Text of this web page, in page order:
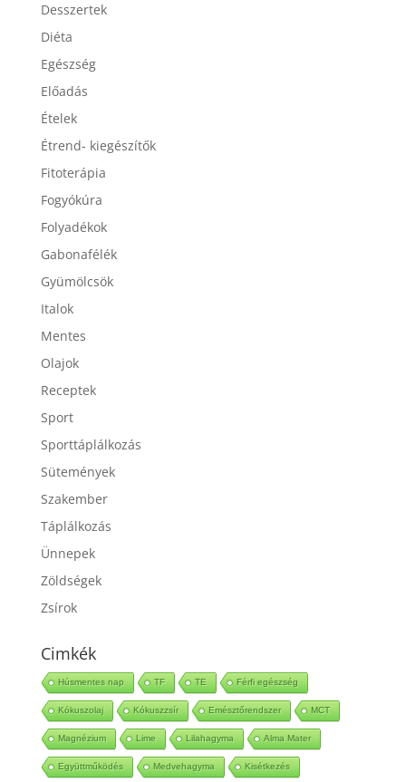
Desszertek
Diéta
Egészség
Előadás
Ételek
Étrend- kiegészítők
Fitoterápia
Fogyókúra
Folyadékok
Gabonafélék
Gyümölcsök
Italok
Mentes
Olajok
Receptek
Sport
Sporttáplálkozás
Sütemények
Szakember
Táplálkozás
Ünnepek
Zöldségek
Zsírok
Cimkék
Húsmentes nap TF TE Férfi egészség
Kókuszolaj Kókuszzsír Emésztőrendszer MCT
Magnézium Lime Lilahagyma Alma Mater
Együttműködés Medvehagyma Kisétkezés